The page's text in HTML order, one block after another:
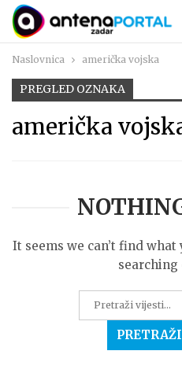
Naslovnica američka vojska
PREGLED OZNAKA
američka
It seems we can’t find what
searching